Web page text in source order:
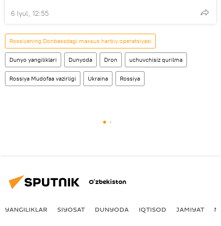
6 Iyul, 12:55
Rossiyaning Donbassdagi maxsus harbiy operatsiyasi
Dunyo yangiliklari Dunyoda Dron uchuvchisiz qurilma
Rossiya Mudofaa vazirligi Ukraina Rossiya
O‘zbekiston
YANGILIKLAR SIYOSAT DUNYODA IQTISOD JAMIYAT